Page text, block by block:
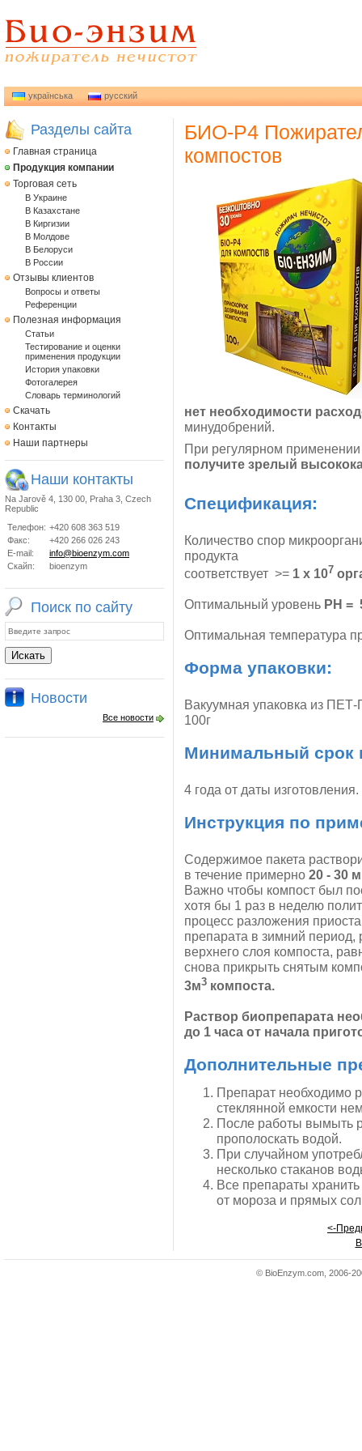
українська русский
Разделы сайта
Главная страница
Продукция компании
Торговая сеть
В Украине
В Казахстане
В Киргизии
В Молдове
В Белоруси
В России
Отзывы клиентов
Вопросы и ответы
Референции
Полезная информация
Статьи
Тестирование и оценки
применения продукции
История упаковки
Фотогалерея
Словарь терминологий
Скачать
Контакты
Наши партнеры
Наши контакты
Na Jarově 4, 130 00, Praha 3, Czech
Republic
Телефон: +420 608 363 519
Факс:
+420 266 026 243
E-mail:
info@bioenzym.com
Скайп:
bioenzym
Поиск по сайту
Новости
Все новости
БИО-Р4
компостов
нет необходимости
минудобрений.
При регулярном
получите зрелый
Спецификация:
Количество спор
продукта
соответствует >= 1 x 107
Оптимальный уровень PH =
Оптимальная температура
Форма упаковки:
Вакуумная упаковка из
100г
Минимальный срок
4 года от даты изготовления.
Инструкция по
Содержимое пакета
в течение примерно 20 - 30
Важно чтобы компост был
хотя бы 1 раз в неделю
процесс разложения
препарата в зимний
верхнего слоя компоста,
снова прикрыть снятым
3м3 компоста.
Раствор биопрепарата
до 1 часа от начала
Дополнительные
Препарат необходимо
стеклянной емкости
После работы вымыть
прополоскать водой.
При случайном
несколько стаканов
Все препараты
от мороза и прямых
<-
© BioEnzym.com, 2006-